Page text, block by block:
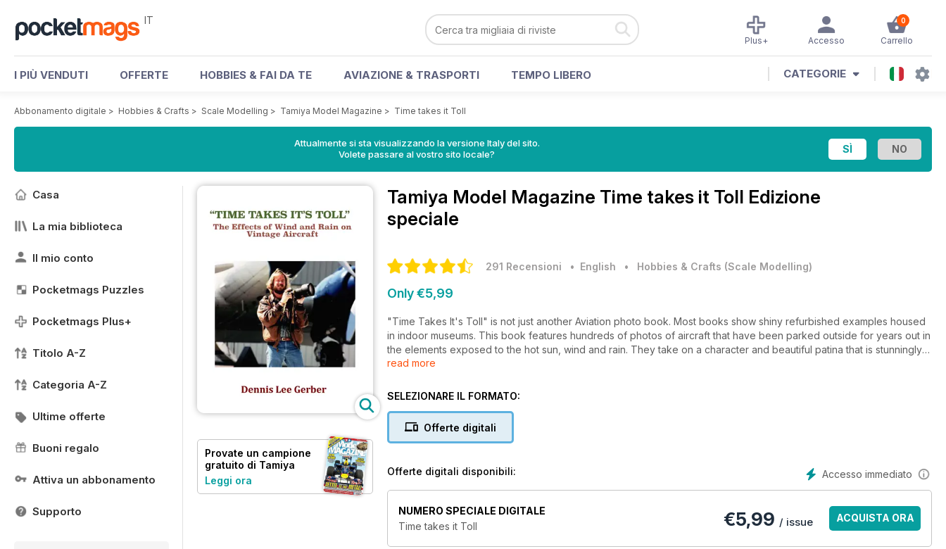
IT 0
Carrello
Accesso
Plus+
I PIÙ VENDUTI OFFERTE HOBBIES & FAI DA TE AVIAZIONE & TRASPORTI TEMPO LIBERO CATEGORIE
Abbonamento digitale > Hobbies & Crafts > Scale Modelling > Tamiya Model Magazine > Time takes it Toll
Attualmente si sta visualizzando la versione Italy del sito.
Volete passare al vostro sito locale?
Casa
La mia biblioteca
Il mio conto
Pocketmags Puzzles
Pocketmags Plus+
Titolo A-Z
Categoria A-Z
Ultime offerte
Buoni regalo
Attiva un abbonamento
Supporto
Provate un campione
gratuito di Tamiya
Model Magazine
Leggi ora
Tamiya Model Magazine Time takes it Toll Edizione
speciale
291 Recensioni • English • Hobbies & Crafts (Scale Modelling)
Only €5,99
"Time Takes It's Toll" is not just another Aviation photo book. Most books show shiny refurbished examples housed
in indoor museums. This book features hundreds of photos of aircraft that have been parked outside for years out in
the elements exposed to the hot sun, wind and rain. They take on a character and beautiful patina that is stunningly
amazing in all their faded glory. This book also features some one off examples of aircraft that are the last ones is in
modellers alike will enjoy "Time Takes It's Toll", a very unique book with some truly amazing photographs along with
358 pages and thousands of amazing photos
read more
SELEZIONARE IL FORMATO:
Offerte digitali
Accesso immediato
Offerte digitali disponibili:
NUMERO SPECIALE DIGITALE
Time takes it Toll
€5,99 / issue ACQUISTA ORA